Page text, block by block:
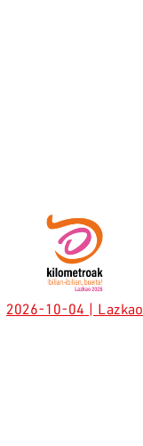
2026-10-04 | Lazkao